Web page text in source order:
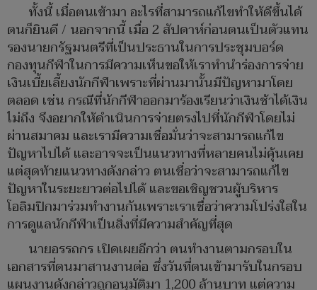
ทั้งนี้ เมื่อตนเข้ามา อะไรที่สามารถแก้ไขทำให้ดีขึ้นได้
ตนก็ยินดี / นอกจากนี้ เมื่อ 2 สัปดาห์ก่อนตนเป็นตัวแทน
รองนายกรัฐมนตรีที่เป็นประธานในการประชุมบอร์ด
กองทุนกีฬาในการมีความเห็นขอให้เราทำนำร่องการจ่าย
เงินเบี้ยเลี้ยงนักกีฬาเพราะที่ผ่านมานั้นมีปัญหามาโดย
ตลอด เช่น กรณีที่นักกีฬาออกมาร้องเรียนว่าเงินช้าได้เงิน
ไม่ถึง จึงอยากให้ดำเนินการจ่ายตรงไปที่นักกีฬาโดยไม่
ผ่านสมาคม และเรามีความเชื่อมั่นว่าจะสามารถแก้ไข
ปัญหาไปได้ และอาจจะเป็นแนวทางที่หลายคนไม่คุ้นเคย
แต่สุดท้ายแนวทางดังกล่าว ตนเชื่อว่าจะสามารถแก้ไข
ปัญหาในระยะยาวต่อไปได้ และขอเชิญชวนผู้บริหาร
โอลิมปิกมาร่วมทำงานกันเพราะเราเชื่อว่าความโปร่งใสใน
การดูแลนักกีฬาเป็นสิ่งที่มีความสำคัญที่สุด
นายอรรถกร เปิดเผยอีกว่า ตนทำงานตามกรอบใน
เอกสารที่ตนมาสานงานต่อ ซึ่งวันที่ตนเข้ามารับในกรอบ
แผนงานดังกล่าวถูกอนุมัติมา 1,200 ล้านบาท แต่ความ